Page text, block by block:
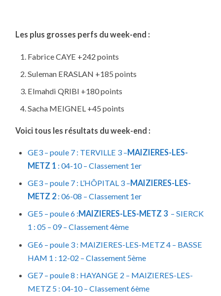
Les plus grosses perfs du week-end :
Fabrice CAYE +242 points
Suleman ERASLAN +185 points
Elmahdi QRIBI +180 points
Sacha MEIGNEL +45 points
Voici tous les résultats du week-end :
GE3 – poule 7 : TERVILLE 3 – MAIZIERES-LES-
METZ 1 : 04-10 – Classement 1er
GE3 – poule 7 : L’HÔPITAL 3 – MAIZIERES-LES-
METZ 2: 06-08 – Classement 1er
GE5 – poule 6 : MAIZIERES-LES-METZ 3– SIERCK
1 : 05 – 09 – Classement 4ème
GE6 – poule 3 : MAIZIERES-LES-METZ 4 – BASSE
HAM 1 : 12-02 – Classement 5ème
GE7 – poule 8 : HAYANGE 2 – MAIZIERES-LES-
METZ 5 : 04-10 – Classement 6ème